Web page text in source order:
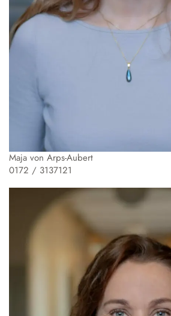
Maja von Arps-Aubert
0172 / 3137121